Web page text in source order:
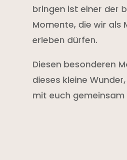
bringen ist einer der
Momente, die wir als
erleben dürfen.
Diesen besonderen
dieses kleine
mit euch